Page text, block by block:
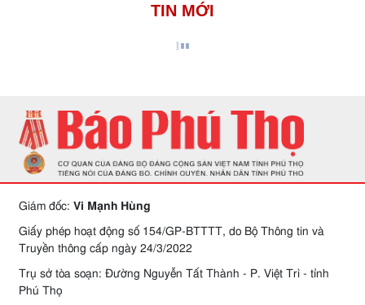
TIN MỚI
Giám đốc: Vi Mạnh Hùng
Giấy phép hoạt động số 154/GP-BTTTT, do Bộ Thông tin và
Truyền thông cấp ngày 24/3/2022
Trụ sở tòa soạn: Đường Nguyễn Tất Thành - P. Việt Trì - tỉnh
Phú Thọ